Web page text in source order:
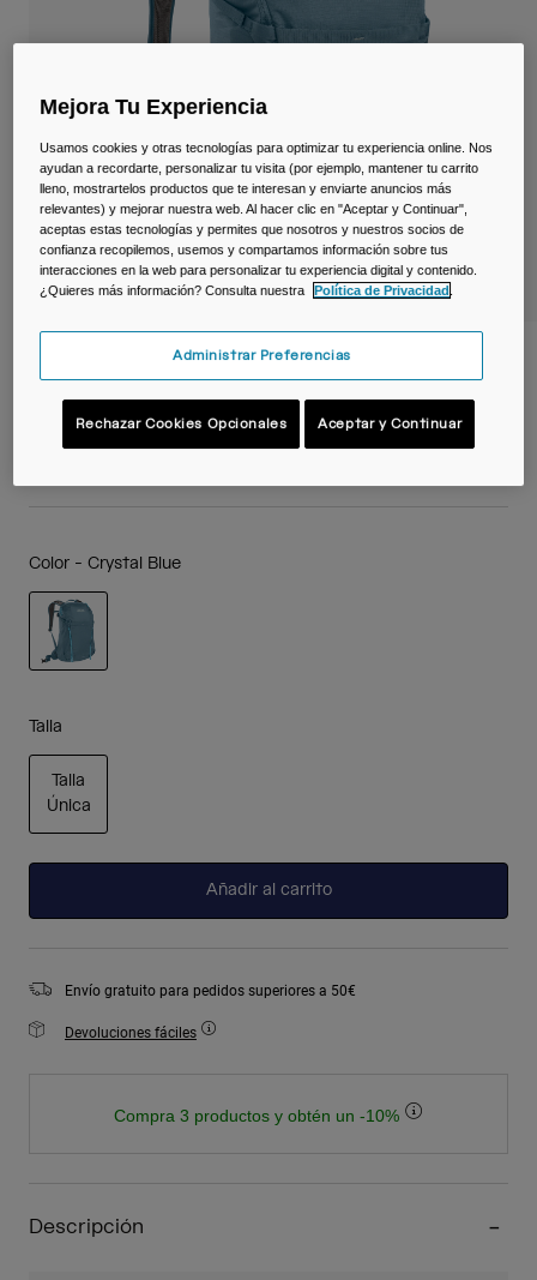
Tazas y Vasos
Riñoneras
Bolsas Bici
Bolsas Hidratación
Accessorios
Mochila Rim Runner™ X20 Terra de Mujer
Color - Crystal Blue
Talla
Talla
Única
Añadir al carrito
Envío gratuito para pedidos superiores a 50€
Devoluciones fáciles
Compra 3 productos y obtén un -10%
Descripción
Mejora Tu Experiencia
Usamos cookies y otras tecnologías para optimizar tu experiencia online. Nos
ayudan a recordarte, personalizar tu visita (por ejemplo, mantener tu carrito
lleno, mostrartelos productos que te interesan y enviarte anuncios más
relevantes) y mejorar nuestra web. Al hacer clic en "Aceptar y Continuar",
aceptas estas tecnologías y permites que nosotros y nuestros socios de
confianza recopilemos, usemos y compartamos información sobre tus
interacciones en la web para personalizar tu experiencia digital y contenido.
¿Quieres más información? Consulta nuestra
Política de Privacidad
Administrar Preferencias
Rechazar Cookies Opcionales Aceptar y Continuar